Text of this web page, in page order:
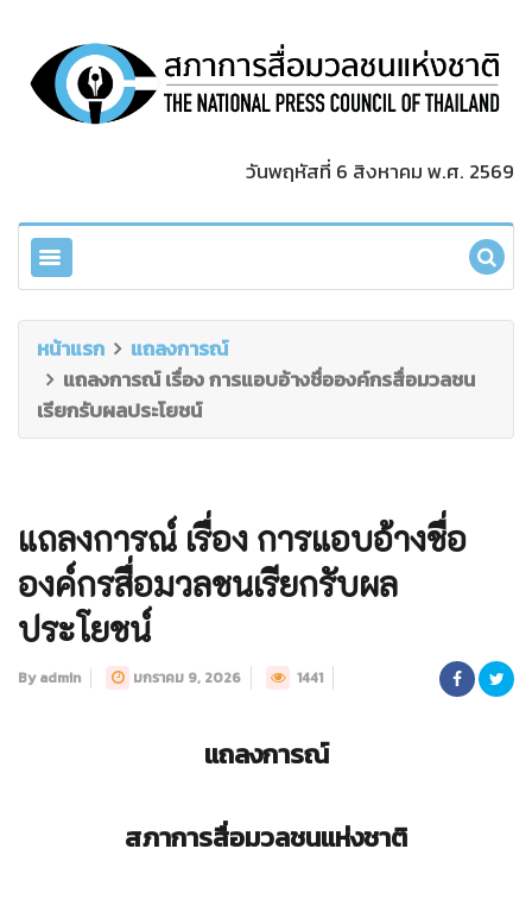
วันพฤหัสที่ 6 สิงหาคม พ.ศ. 2569
หน้าแรก
แถลงการณ์
แถลงการณ์ เรื่อง การแอบอ้างชื่อองค์กรสื่อมวลชน
เรียกรับผลประโยชน์
แถลงการณ์ เรื่อง การแอบอ้างชื่อ
องค์กรสื่อมวลชนเรียกรับผล
ประโยชน์
By admin มกราคม 9, 2026 1441
แถลงการณ์
สภาการสื่อมวลชนแห่งชาติ